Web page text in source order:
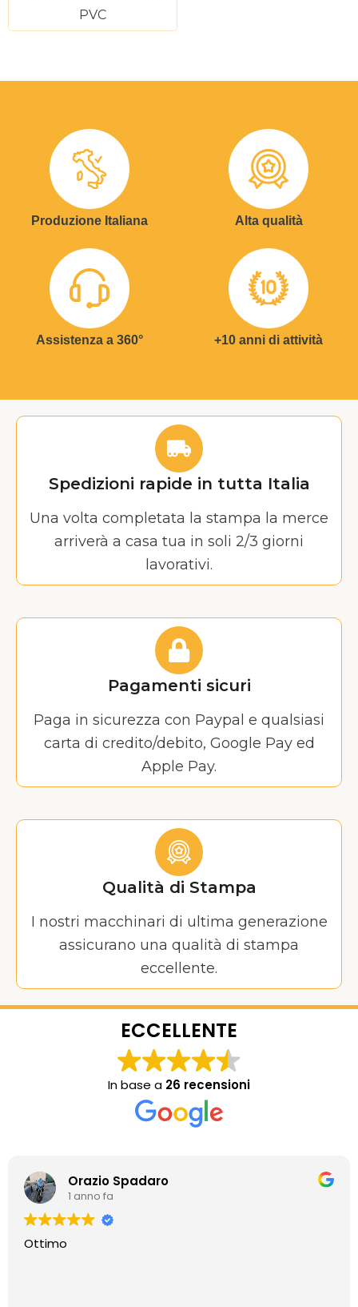
PVC
Produzione Italiana Alta qualità
Assistenza a 360° +10 anni di attività
Spedizioni rapide in tutta Italia
Una volta completata la stampa la merce
arriverà a casa tua in soli 2/3 giorni
lavorativi.
Pagamenti sicuri
Paga in sicurezza con Paypal e qualsiasi
carta di credito/debito, Google Pay ed
Apple Pay.
Qualità di Stampa
I nostri macchinari di ultima generazione
assicurano una qualità di stampa
eccellente.
ECCELLENTE
In base a 26 recensioni
Orazio Spadaro
1 anno fa
Ottimo